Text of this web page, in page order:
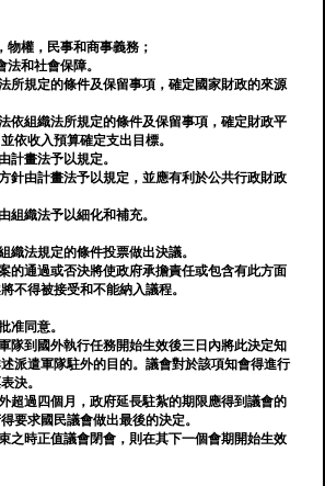
物權，民事和商事義務；
法和社會保障。
所規定的條件及保留事項，確定國家財政的來源
依組織法所規定的條件及保留事項，確定財政平
依收入預算確定支出目標。
計畫法予以規定。
針由計畫法予以規定，並應有利於公共行政財政
組織法予以細化和補充。
織法規定的條件投票做出決議。
的通過或否決將使政府承擔責任或包含有此方面
不得被接受和不能納入議程。
准同意。
隊到國外執行任務開始生效後三日內將此決定知
派遣軍隊駐外的目的。議會對於該項知會得進行
決。
超過四個月，政府延長駐紮的期限應得到議會的
要求國民議會做出最後的決定。
之時正值議會閉會，則在其下一個會期開始生效